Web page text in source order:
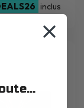
inclus